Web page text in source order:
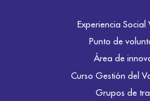
Experiencia Social
Punto de
Área de
Curso Gestión del
Grupos de